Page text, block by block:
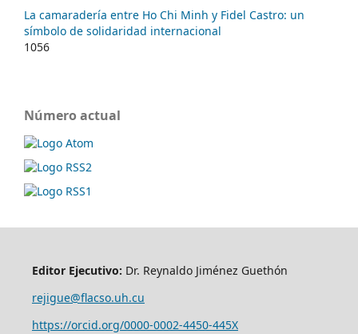
La camaradería entre Ho Chi Minh y Fidel Castro: un
símbolo de solidaridad internacional
1056
Número actual
Editor Ejecutivo: Dr. Reynaldo Jiménez Guethón
rejigue@flacso.uh.cu
https://orcid.org/0000-0002-4450-445X